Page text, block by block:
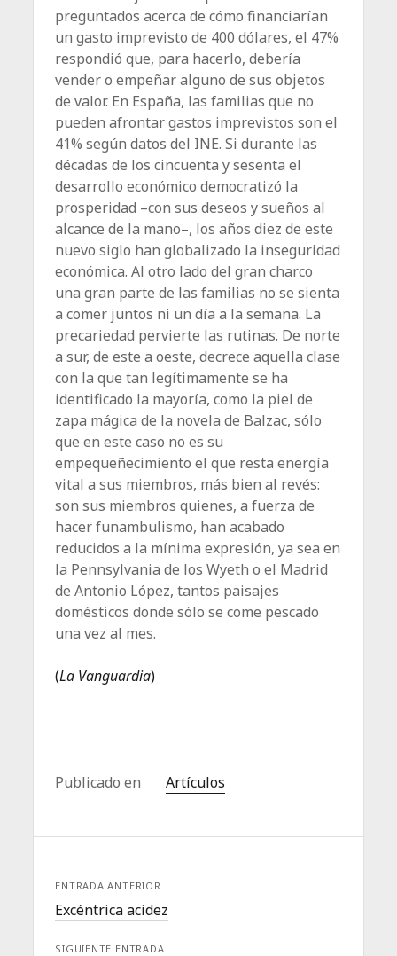
preguntados acerca de cómo financiarían
un gasto imprevisto de 400 dólares, el 47%
respondió que, para hacerlo, debería
vender o empeñar alguno de sus objetos
de valor. En España, las familias que no
pueden afrontar gastos imprevistos son el
41% según datos del INE. Si durante las
décadas de los cincuenta y sesenta el
desarrollo económico democratizó la
prosperidad –con sus deseos y sueños al
alcance de la mano–, los años diez de este
nuevo siglo han globalizado la inseguridad
económica. Al otro lado del gran charco
una gran parte de las familias no se sienta
a comer juntos ni un día a la semana. La
precariedad pervierte las rutinas. De norte
a sur, de este a oeste, decrece aquella clase
con la que tan legítimamente se ha
identificado la mayoría, como la piel de
zapa mágica de la novela de Balzac, sólo
que en este caso no es su
empequeñecimiento el que resta energía
vital a sus miembros, más bien al revés:
son sus miembros quienes, a fuerza de
hacer funambulismo, han acabado
reducidos a la mínima expresión, ya sea en
la Pennsylvania de los Wyeth o el Madrid
de Antonio López, tantos paisajes
domésticos donde sólo se come pescado
una vez al mes.
(La Vanguardia)
Publicado en Artículos
ENTRADA ANTERIOR
Excéntrica acidez
SIGUIENTE ENTRADA